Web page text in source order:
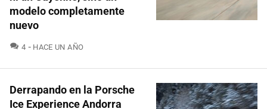
modelo completamente
nuevo
4 COMENTARIOS
HACE UN AÑO
Derrapando en la Porsche
Ice Experience Andorra